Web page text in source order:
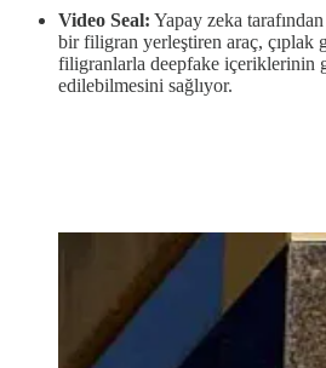
Video Seal: Yapay zeka
bir filigran yerleştiren araç, çıplak
filigranlarla deepfake içeriklerinin
edilebilmesini sağlıyor.